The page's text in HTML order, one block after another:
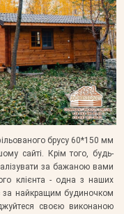
брусу 60*150 мм
сайті. Крім того, будь-
за бажаною вами
клієнта - одна з наших
за найкращим будиночком
своєю виконаною